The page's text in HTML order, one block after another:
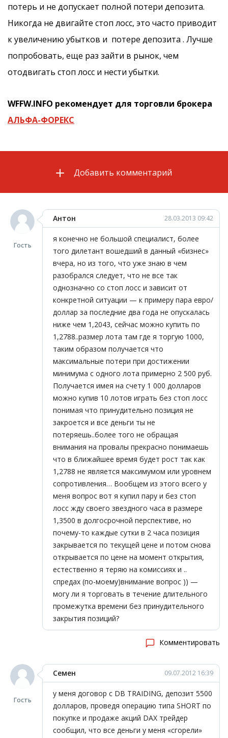
потерь и не допускает полной потери депозита.
Никогда не двигайте стоп лосс, это часто приводит
к увеличению убытков и потере депозита . Лучше
попробовать, еще раз зайти в рынок, чем
отодвигать стоп лосс и нести убытки.
WFFW.INFO рекомендует для торговли брокера
АЛЬФА-ФОРЕКС
Добавить комментарий
Гость
Антон 28.03.2013 09:42
я конечно не большой специалист, более
того дилетант вошедший в данный «бизнес»
вчера, но из того, что уже знаю в чем
разобрался следует, что не все так
однозначно со стоп лосс и зависит от
конкретной ситуации — к примеру пара евро/
доллар за последние два года не опускалась
ниже чем 1,2043, сейчас можно купить по
1,2788..размер лота там где я торгую 1000,
таким образом получается что
максимальные потери при достижении
минимума с одного лота примерно 2 500 руб.
Получается имея на счету 1 000 долларов
можно купив 10 лотов играть без стоп лосс
понимая что принудительно позиция не
закроется и все деньги ты не
потеряешь..более того не обращая
внимания на провалы прекрасно понимаешь
что в ближайшее время будет рост так как
1,2788 не является максимумом или уровнем
сопротивления… Вообщем из этого всего у
меня вопрос вот я купил пару и без стоп
лосс жду своего звездного часа в размере
1,3500 в долгосрочной перспективе, но
почему-то каждые сутки в 2 часа позиция
закрывается по текущей цене и потом снова
открывается по цене на момент открытия,
естественно я теряю на комиссиях и ..
спредах (по-моему)внимание вопрос )) —
могу ли я торговать в течение длительного
промежутка времени без принудительного
закрытия позиций?
Комментировать
Гость
Семен 09.07.2012 16:39
у меня договор с DB TRAIDING, депозит 5500
долларов, проведя операцию типа SHORT по
покупке и продаже акций DAX трейдер
сообщил, что все деньги у меня «сгорели»